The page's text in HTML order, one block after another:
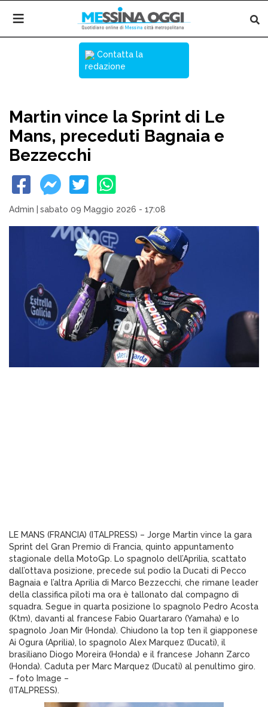
Contatta la
redazione
Martin vince la Sprint di Le
Mans, preceduti Bagnaia e
Bezzecchi
Admin sabato 09 Maggio 2026 - 17:08
LE MANS (FRANCIA) (ITALPRESS) – Jorge Martin vince la gara
Sprint del Gran Premio di Francia, quinto appuntamento
stagionale della MotoGp. Lo spagnolo dell’Aprilia, scattato
dall’ottava posizione, precede sul podio la Ducati di Pecco
Bagnaia e l’altra Aprilia di Marco Bezzecchi, che rimane leader
della classifica piloti ma ora è tallonato dal compagno di
squadra. Segue in quarta posizione lo spagnolo Pedro Acosta
(Ktm), davanti al francese Fabio Quartararo (Yamaha) e lo
spagnolo Joan Mir (Honda). Chiudono la top ten il giapponese
Ai Ogura (Aprilia), lo spagnolo Alex Marquez (Ducati), il
brasiliano Diogo Moreira (Honda) e il francese Johann Zarco
(Honda). Caduta per Marc Marquez (Ducati) al penultimo giro.
– foto Image –
(ITALPRESS).